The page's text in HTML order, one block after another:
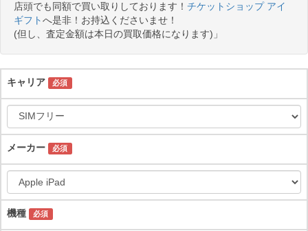
店頭でも同額で買い取りしております！ チケットショップ アイ
ギフトへ是非！お持込くださいませ！
(但し、査定金額は本日の買取価格になります)」
キャリア 必須
メーカー 必須
機種 必須